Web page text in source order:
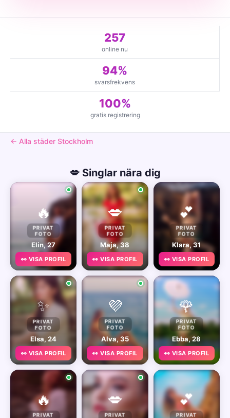
257
online nu
94%
svarsfrekvens
100%
gratis registrering
← Alla städer Stockholm
💋 Singlar nära dig
🔥
PRIVAT
FOTO
Elin, 27
👀 VISA PROFIL
💋
PRIVAT
FOTO
Maja, 38
👀 VISA PROFIL
💕
PRIVAT
FOTO
Klara, 31
👀 VISA PROFIL
✨
PRIVAT
FOTO
Elsa, 24
👀 VISA PROFIL
💜
PRIVAT
FOTO
Alva, 35
👀 VISA PROFIL
🌹
PRIVAT
FOTO
Ebba, 28
👀 VISA PROFIL
🔥
PRIVAT
💋
PRIVAT
💕
PRIVAT